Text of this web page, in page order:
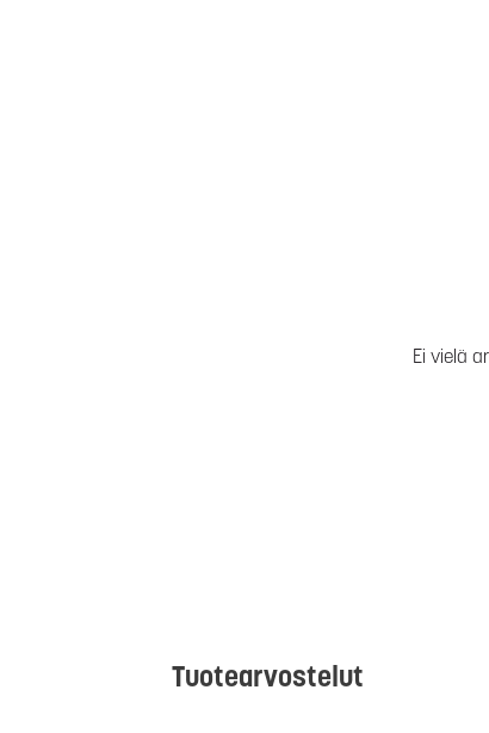
Ei vielä
Tuotearvostelut